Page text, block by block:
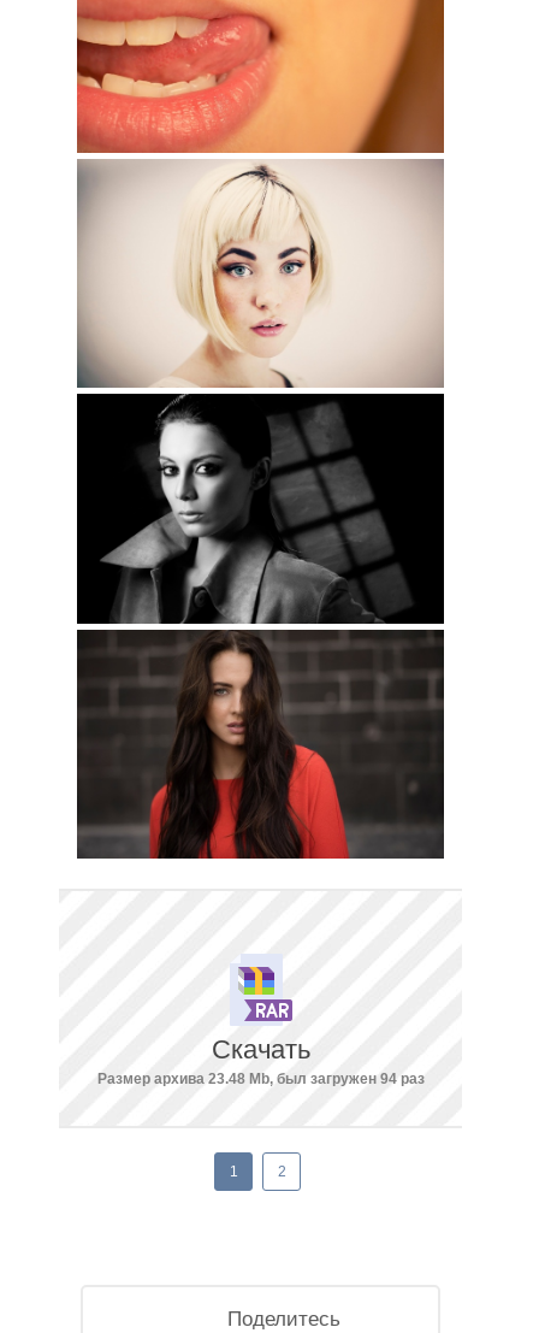
Скачать
Размер архива 23.48 Mb, был загружен 94 раз
1 2
Поделитесь